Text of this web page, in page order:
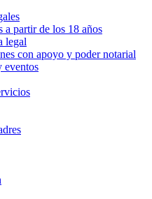
a partir de los 18 años
legal
con apoyo y poder notarial
eventos